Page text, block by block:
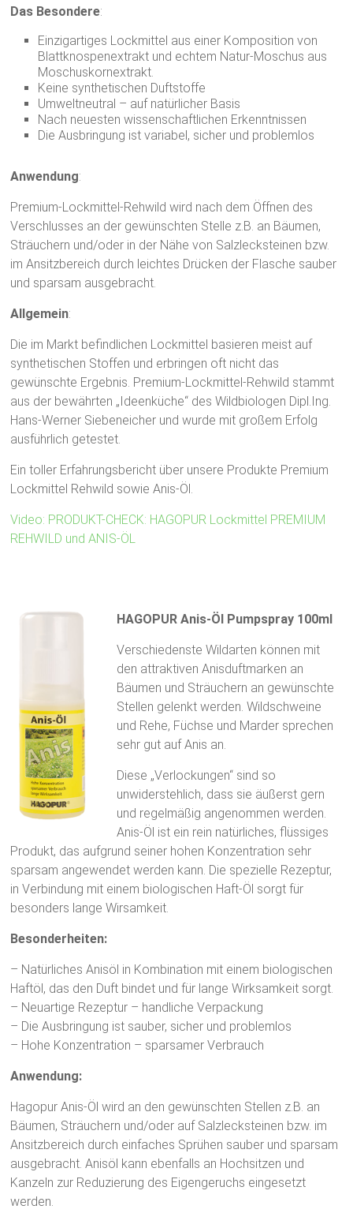
Das Besondere:
Einzigartiges Lockmittel aus einer Komposition von
Blattknospenextrakt und echtem Natur-Moschus aus
Moschuskornextrakt.
Keine synthetischen Duftstoffe
Umweltneutral – auf natürlicher Basis
Nach neuesten wissenschaftlichen Erkenntnissen
Die Ausbringung ist variabel, sicher und problemlos
Anwendung:
Premium-Lockmittel-Rehwild wird nach dem Öffnen des
Verschlusses an der gewünschten Stelle z.B. an Bäumen,
Sträuchern und/oder in der Nähe von Salzlecksteinen bzw.
im Ansitzbereich durch leichtes Drücken der Flasche sauber
und sparsam ausgebracht.
Allgemein:
Die im Markt befindlichen Lockmittel basieren meist auf
synthetischen Stoffen und erbringen oft nicht das
gewünschte Ergebnis. Premium-Lockmittel-Rehwild stammt
aus der bewährten „Ideenküche“ des Wildbiologen Dipl.Ing.
Hans-Werner Siebeneicher und wurde mit großem Erfolg
ausführlich getestet.
Ein toller Erfahrungsbericht über unsere Produkte Premium
Lockmittel Rehwild sowie Anis-Öl.
Video: PRODUKT-CHECK: HAGOPUR Lockmittel PREMIUM
REHWILD und ANIS-ÖL
HAGOPUR Anis-Öl Pumpspray 100ml
Verschiedenste Wildarten können mit
den attraktiven Anisduftmarken an
Bäumen und Sträuchern an gewünschte
Stellen gelenkt werden. Wildschweine
und Rehe, Füchse und Marder sprechen
sehr gut auf Anis an.
Diese „Verlockungen“ sind so
unwiderstehlich, dass sie äußerst gern
und regelmäßig angenommen werden.
Anis-Öl ist ein rein natürliches, flüssiges
Produkt, das aufgrund seiner hohen Konzentration sehr
sparsam angewendet werden kann. Die spezielle Rezeptur,
in Verbindung mit einem biologischen Haft-Öl sorgt für
besonders lange Wirsamkeit.
Besonderheiten:
– Natürliches Anisöl in Kombination mit einem biologischen
Haftöl, das den Duft bindet und für lange Wirksamkeit sorgt.
– Neuartige Rezeptur – handliche Verpackung
– Die Ausbringung ist sauber, sicher und problemlos
– Hohe Konzentration – sparsamer Verbrauch
Anwendung:
Hagopur Anis-Öl wird an den gewünschten Stellen z.B. an
Bäumen, Sträuchern und/oder auf Salzlecksteinen bzw. im
Ansitzbereich durch einfaches Sprühen sauber und sparsam
ausgebracht. Anisöl kann ebenfalls an Hochsitzen und
Kanzeln zur Reduzierung des Eigengeruchs eingesetzt
werden.